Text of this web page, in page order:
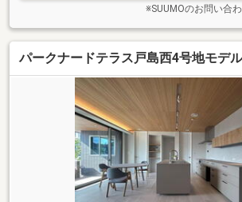
※SUUMOのお問い合
パークナードテラス戸島西4号地モデ